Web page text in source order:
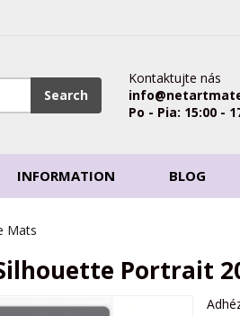
Search
Kontaktujte nás
Po - Pia: 15:00 -
INFORMATION BLOG
Mats
Portrait